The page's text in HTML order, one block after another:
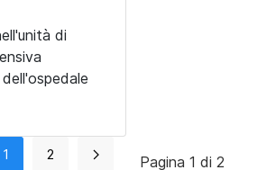
di
Pagina 1 di 2
1 2